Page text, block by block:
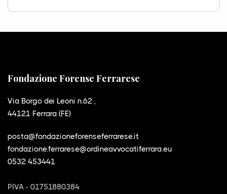
Fondazione Forense Ferrarese
Via Borgo dei Leoni n.62 ,
44121 Ferrara (FE)
posta@fondazioneforenseferrarese.it
fondazione.ferrarese@ordineavvocatiferrara.eu
0532 453441
PIVA - 01751880384